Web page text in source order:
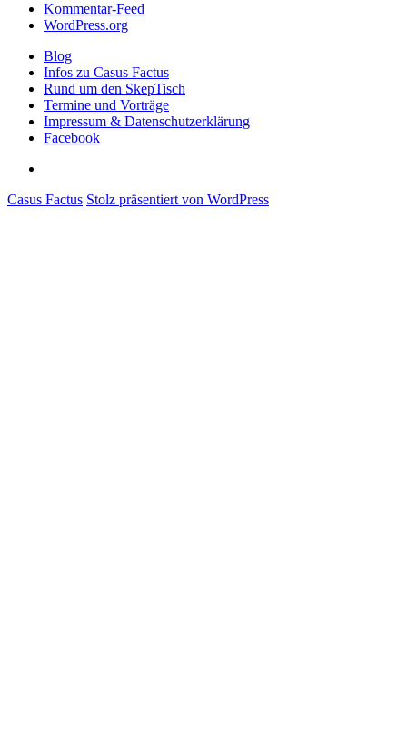
Kommentar-Feed
WordPress.org
Blog
Infos zu Casus Factus
Rund um den SkepTisch
Termine und Vorträge
Impressum & Datenschutzerklärung
Facebook
Casus Factus Stolz präsentiert von WordPress